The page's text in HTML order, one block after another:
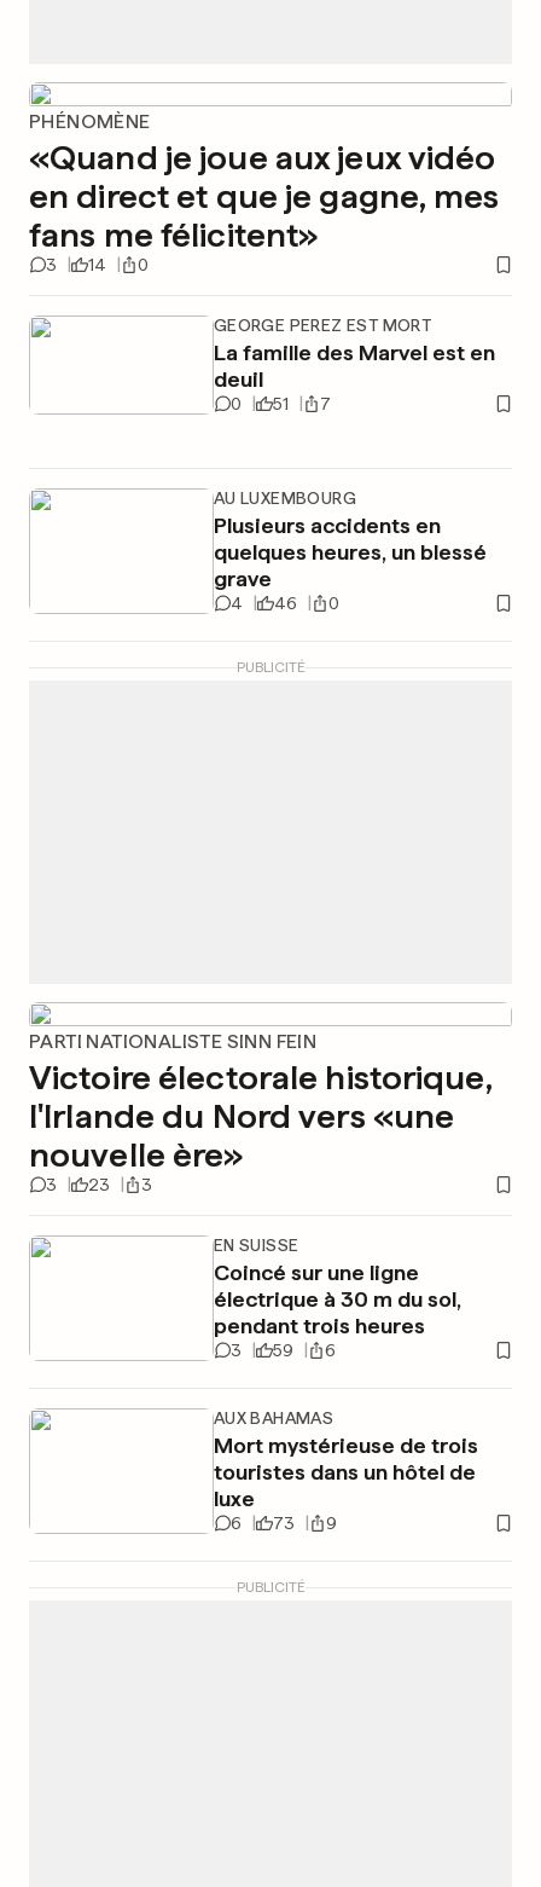
PHÉNOMÈNE
«Quand je joue aux jeux vidéo
en direct et que je gagne, mes
fans me félicitent»
3 14 0
GEORGE PEREZ EST MORT
La famille des Marvel est en
deuil
0 51 7
AU LUXEMBOURG
Plusieurs accidents en
quelques heures, un blessé
grave
4 46 0
PUBLICITÉ
PARTI NATIONALISTE SINN FEIN
Victoire électorale historique,
l'Irlande du Nord vers «une
nouvelle ère»
3 23 3
EN SUISSE
Coincé sur une ligne
électrique à 30 m du sol,
pendant trois heures
3 59 6
AUX BAHAMAS
Mort mystérieuse de trois
touristes dans un hôtel de
luxe
6 73 9
PUBLICITÉ